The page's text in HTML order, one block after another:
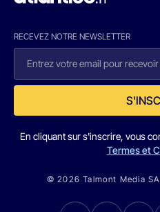
RECEVEZ NOTRE NEWSLETTER
En cliquant sur s'inscrire, vous
Termes et
© 2026 Talmont Media